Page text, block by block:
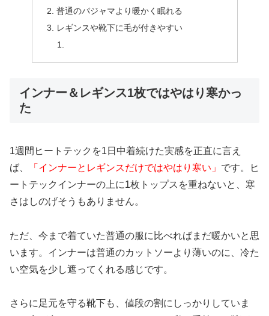
普通のパジャマより暖かく眠れる
レギンスや靴下に毛が付きやすい
インナー＆レギンス1枚ではやはり寒かっ
た
1週間ヒートテックを1日中着続けた実感を正直に言え
ば、
「インナーとレギンスだけではやはり寒い」 です。ヒ
ートテックインナーの上に1枚トップスを重ねないと、寒
さはしのげそうもありません。
ただ、今まで着ていた普通の服に比べればまだ暖かいと思
います。インナーは普通のカットソーより薄いのに、冷た
い空気を少し遮ってくれる感じです。
さらに足元を守る靴下も、値段の割にしっかりしていま